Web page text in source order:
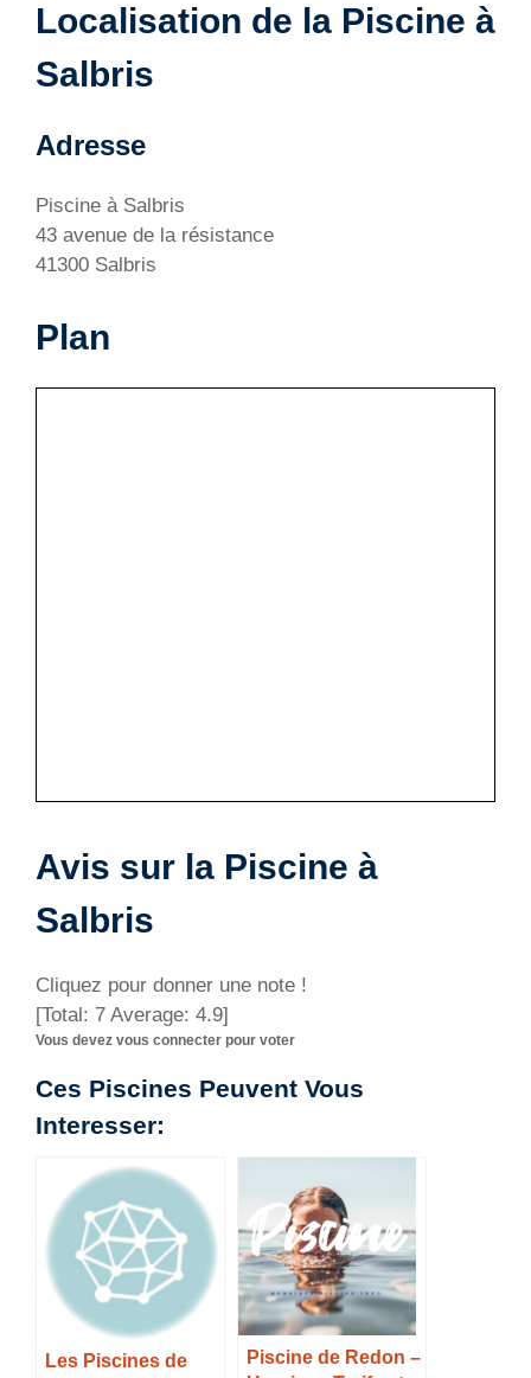
Localisation de la Piscine à
Salbris
Adresse
Piscine à Salbris
43 avenue de la résistance
41300 Salbris
Plan
Avis sur la Piscine à
Salbris
Cliquez pour donner une note !
[Total: 7 Average: 4.9]
Vous devez vous connecter pour voter
Ces Piscines Peuvent Vous
Interesser:
Les Piscines de
Piscine de Redon –